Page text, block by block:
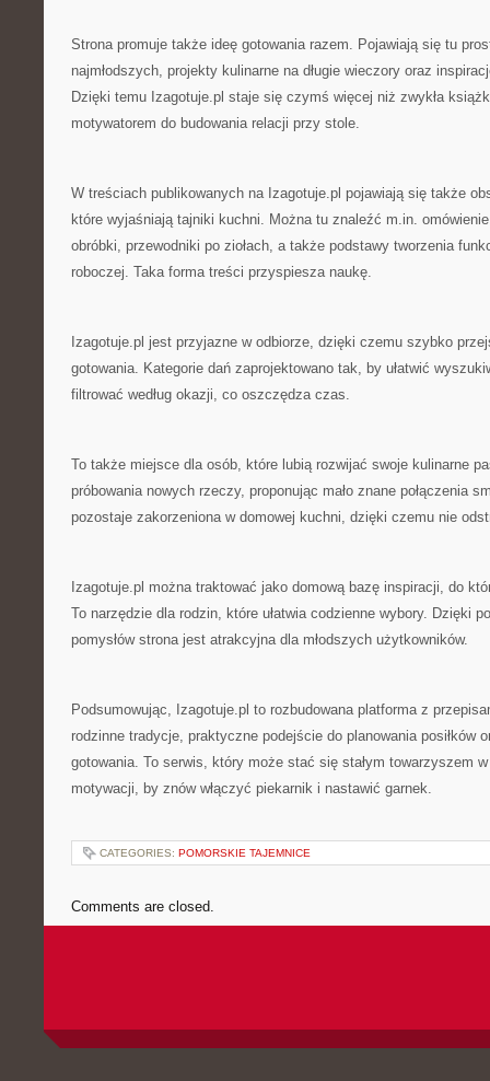
Strona promuje także ideę gotowania razem. Pojawiają się tu
najmłodszych, projekty kulinarne na długie wieczory oraz
Dzięki temu Izagotuje.pl staje się czymś więcej niż zwykła
motywatorem do budowania relacji przy stole.
W treściach publikowanych na Izagotuje.pl pojawiają się także
które wyjaśniają tajniki kuchni. Można tu znaleźć m.in.
obróbki, przewodniki po ziołach, a także podstawy tworzenia
roboczej. Taka forma treści przyspiesza naukę.
Izagotuje.pl jest przyjazne w odbiorze, dzięki czemu szybko
gotowania. Kategorie dań zaprojektowano tak, by ułatwić
filtrować według okazji, co oszczędza czas.
To także miejsce dla osób, które lubią rozwijać swoje kulinarne
próbowania nowych rzeczy, proponując mało znane połączenia
pozostaje zakorzeniona w domowej kuchni, dzięki czemu nie
Izagotuje.pl można traktować jako domową bazę inspiracji, do
To narzędzie dla rodzin, które ułatwia codzienne wybory. Dzięki
pomysłów strona jest atrakcyjna dla młodszych użytkowników.
Podsumowując, Izagotuje.pl to rozbudowana platforma z
rodzinne tradycje, praktyczne podejście do planowania posiłków
gotowania. To serwis, który może stać się stałym towarzyszem
motywacji, by znów włączyć piekarnik i nastawić garnek.
CATEGORIES: POMORSKIE TAJEMNICE
Comments are closed.